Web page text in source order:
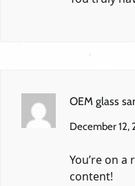
OEM glass
December 12,
You’re on
content!